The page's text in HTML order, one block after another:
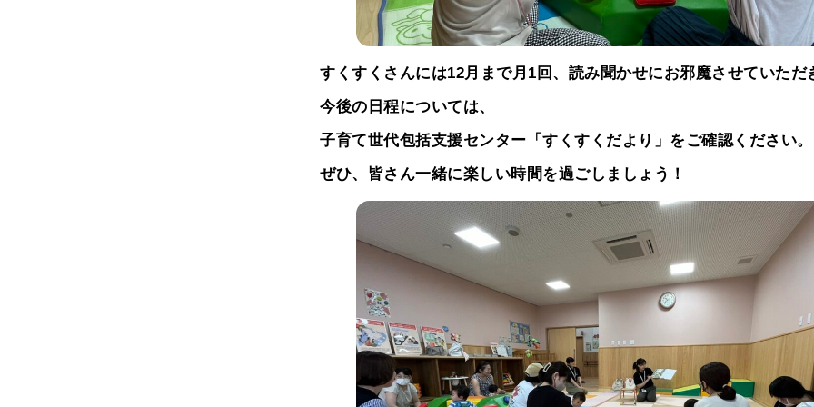
すくすくさんには12月まで月1回、読み聞かせにお邪魔させていただ
今後の日程については、
子育て世代包括支援センター「すくすくだより」をご確認ください。
ぜひ、皆さん一緒に楽しい時間を過ごしましょう！